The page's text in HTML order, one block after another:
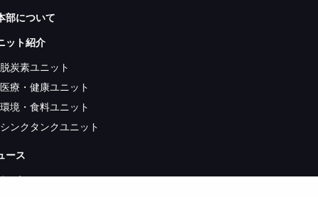
部について
ット紹介
脱炭素ユニット
医療・健康ユニット
環境・食料ユニット
シンクタンクユニット
ース
ント